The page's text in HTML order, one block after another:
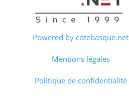
Powered by cotebasque.net
Mentions légales
Politique de confidentialité